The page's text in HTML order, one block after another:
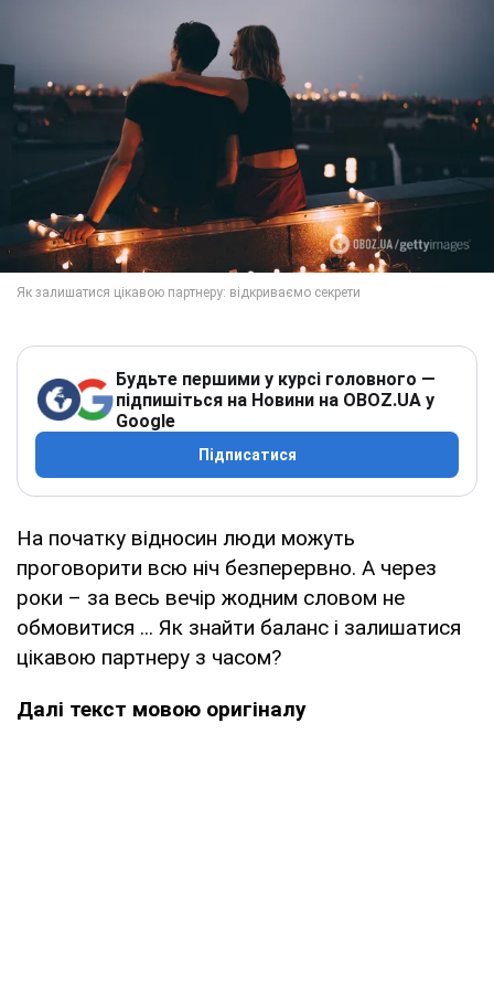
Будьте першими у курсі головного —
підпишіться на Новини на OBOZ.UA у
Google
Підписатися
На початку відносин люди можуть
проговорити всю ніч безперервно. А через
роки – за весь вечір жодним словом не
обмовитися ... Як знайти баланс і залишатися
цікавою партнеру з часом?
Далі текст мовою оригіналу